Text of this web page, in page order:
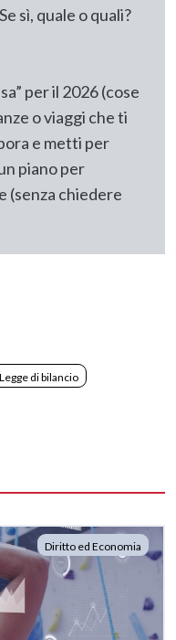
sì, quale o quali?
per il 2026 (cose
o viaggi che ti
e metti per
piano per
(senza chiedere
Legge di bilancio
Diritto ed Economia